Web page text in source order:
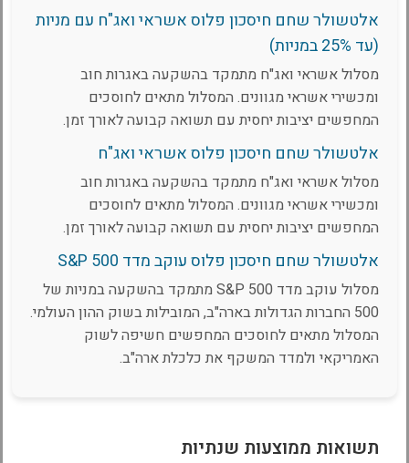
אלטשולר שחם חיסכון פלוס אשראי ואג"ח עם מניות
(עד 25% במניות)
מסלול אשראי ואג"ח מתמקד בהשקעה באגרות חוב
ומכשירי אשראי מגוונים. המסלול מתאים לחוסכים
המחפשים יציבות יחסית עם תשואה קבועה לאורך זמן.
אלטשולר שחם חיסכון פלוס אשראי ואג"ח
מסלול אשראי ואג"ח מתמקד בהשקעה באגרות חוב
ומכשירי אשראי מגוונים. המסלול מתאים לחוסכים
המחפשים יציבות יחסית עם תשואה קבועה לאורך זמן.
אלטשולר שחם חיסכון פלוס עוקב מדד S&P 500
מסלול עוקב מדד S&P 500 מתמקד בהשקעה במניות של
500 החברות הגדולות בארה"ב, המובילות בשוק ההון העולמי.
המסלול מתאים לחוסכים המחפשים חשיפה לשוק
האמריקאי ולמדד המשקף את כלכלת ארה"ב.
תשואות ממוצעות שנתיות